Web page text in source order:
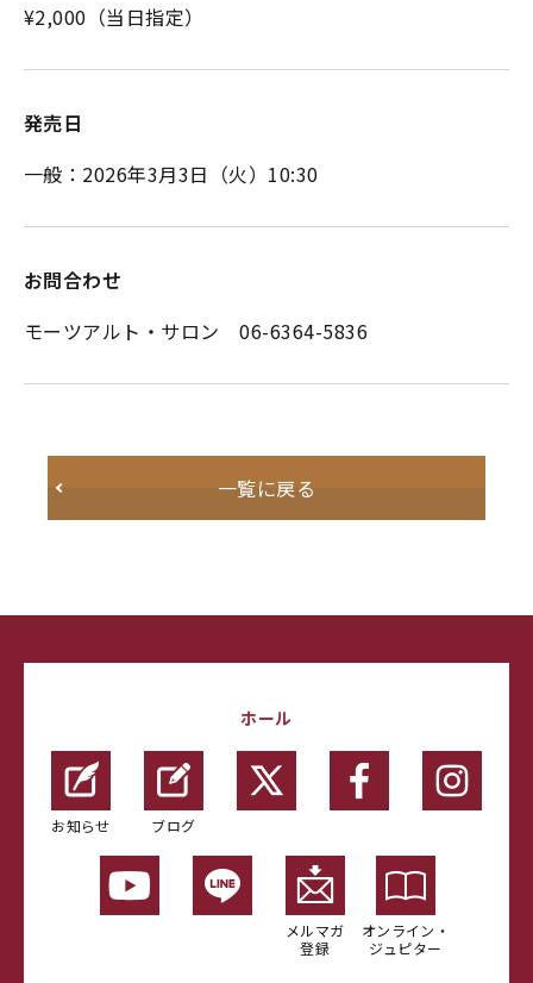
¥2,000（当日指定）
発売日
一般：2026年3月3日（火）10:30
お問合わせ
モーツアルト・サロン 06-6364-5836
一覧に戻る
ホール
お知らせ ブログ
メルマガ
登録
オンライン・
ジュピター